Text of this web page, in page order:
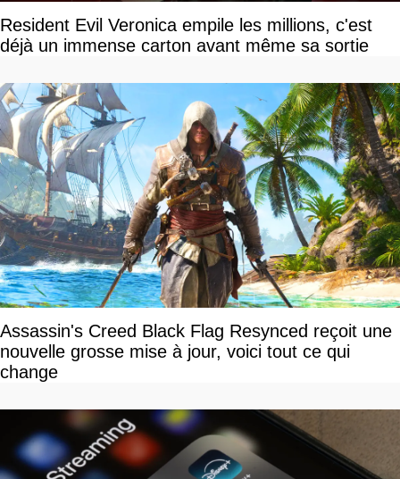
Resident Evil Veronica empile les millions, c'est
déjà un immense carton avant même sa sortie
Assassin's Creed Black Flag Resynced reçoit une
nouvelle grosse mise à jour, voici tout ce qui
change